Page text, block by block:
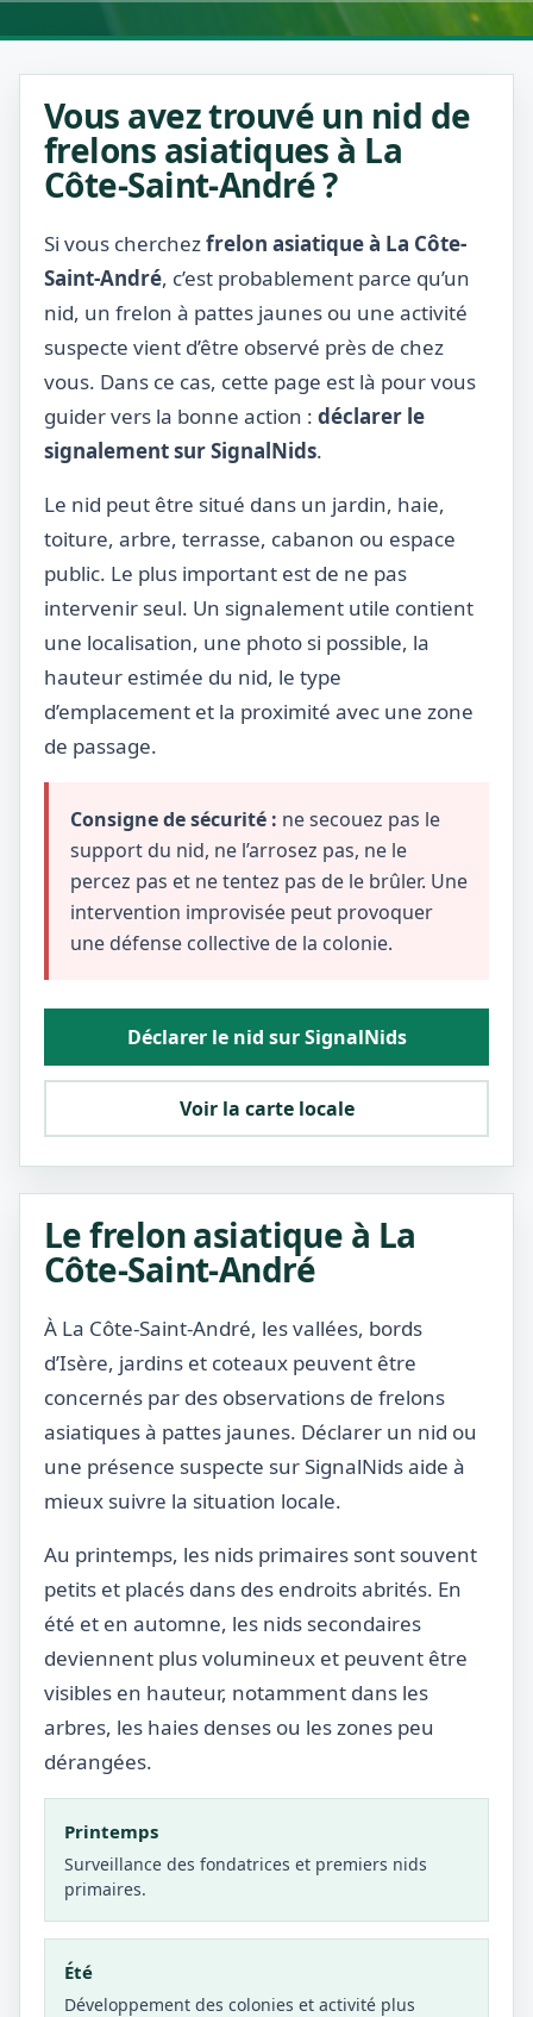
Vous avez trouvé un nid de
frelons asiatiques à La
Côte-Saint-André ?
Si vous cherchezfrelon asiatique à La Côte-
Saint-André, c’est probablement parce qu’un
nid, un frelon à pattes jaunes ou une activité
suspecte vient d’être observé près de chez
vous. Dans ce cas, cette page est là pour vous
guider vers la bonne action : déclarer le
signalement sur SignalNids.
Le nid peut être situé dans un jardin, haie,
toiture, arbre, terrasse, cabanon ou espace
public. Le plus important est de ne pas
intervenir seul. Un signalement utile contient
une localisation, une photo si possible, la
hauteur estimée du nid, le type
d’emplacement et la proximité avec une zone
de passage.
Consigne de sécurité : ne secouez pas le
support du nid, ne l’arrosez pas, ne le
percez pas et ne tentez pas de le brûler. Une
intervention improvisée peut provoquer
une défense collective de la colonie.
Déclarer le nid sur SignalNids
Voir la carte locale
Le frelon asiatique à La
Côte-Saint-André
À La Côte-Saint-André, les vallées, bords
d’Isère, jardins et coteaux peuvent être
concernés par des observations de frelons
asiatiques à pattes jaunes. Déclarer un nid ou
une présence suspecte sur SignalNids aide à
mieux suivre la situation locale.
Au printemps, les nids primaires sont souvent
petits et placés dans des endroits abrités. En
été et en automne, les nids secondaires
deviennent plus volumineux et peuvent être
visibles en hauteur, notamment dans les
arbres, les haies denses ou les zones peu
dérangées.
Printemps
Surveillance des fondatrices et premiers nids
primaires.
Été
Développement des colonies et activité plus